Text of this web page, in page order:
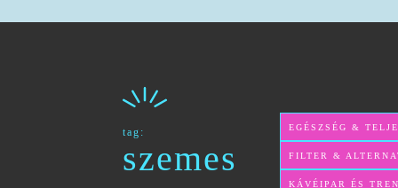
tag:
szemes
EGÉSZSÉG &
FILTER &
KÁVÉIPAR ÉS